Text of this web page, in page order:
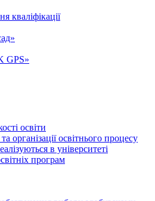
кваліфікації
GPS»
освіти
організації освітнього процесу
в університеті
програм